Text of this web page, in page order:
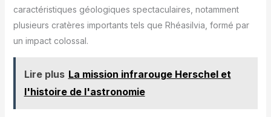
caractéristiques géologiques spectaculaires, notamment
plusieurs cratères importants tels que Rhéasilvia, formé par
un impact colossal.
Lire plus La mission infrarouge Herschel et
l'histoire de l'astronomie